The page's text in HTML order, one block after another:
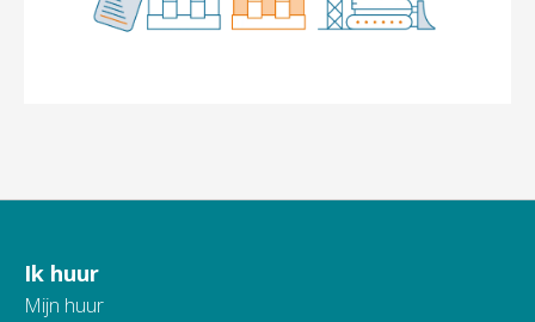
Contactinformatie
Ik huur
Mijn huur